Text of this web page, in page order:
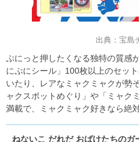
出典：宝島
ぷにっと押したくなる独特の質感
にぷにシール」100枚以上のセッ
いたり、レアなミャクミャクが勢
ャクスポットめぐり」や「ミャク
満載で、ミャクミャク好きなら絶
ねないこ だれだ おばけたちの